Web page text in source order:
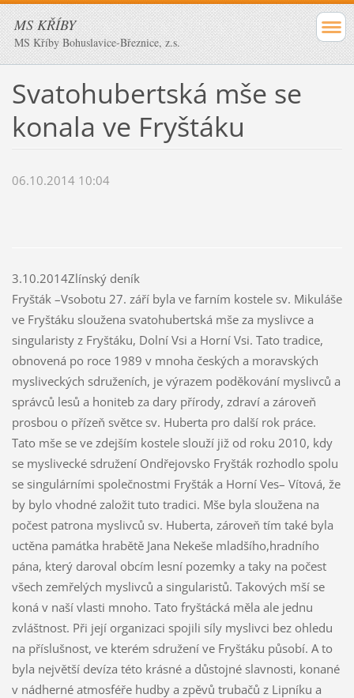
MS KŘÍBY
MS Kříby Bohuslavice-Březnice, z.s.
Svatohubertská mše se
konala ve Fryštáku
06.10.2014 10:04
3.10.2014Zlínský deník
Fryšták –Vsobotu 27. září byla ve farním kostele sv. Mikuláše
ve Fryštáku sloužena svatohubertská mše za myslivce a
singularisty z Fryštáku, Dolní Vsi a Horní Vsi. Tato tradice,
obnovená po roce 1989 v mnoha českých a moravských
mysliveckých sdruženích, je výrazem poděkování myslivců a
správců lesů a honiteb za dary přírody, zdraví a zároveň
prosbou o přízeň světce sv. Huberta pro další rok práce.
Tato mše se ve zdejším kostele slouží již od roku 2010, kdy
se myslivecké sdružení Ondřejovsko Fryšták rozhodlo spolu
se singulárními společnostmi Fryšták a Horní Ves– Vítová, že
by bylo vhodné založit tuto tradici. Mše byla sloužena na
počest patrona myslivců sv. Huberta, zároveň tím také byla
uctěna památka hrabětě Jana Nekeše mladšího,hradního
pána, který daroval obcím lesní pozemky a taky na počest
všech zemřelých myslivců a singularistů. Takových mší se
koná v naší vlasti mnoho. Tato fryštácká měla ale jednu
zvláštnost. Při její organizaci spojili síly myslivci bez ohledu
na příslušnost, ve kterém sdružení ve Fryštáku působí. A to
byla největší devíza této krásné a důstojné slavnosti, konané
v nádherné atmosféře hudby a zpěvů trubačů z Lipníku a